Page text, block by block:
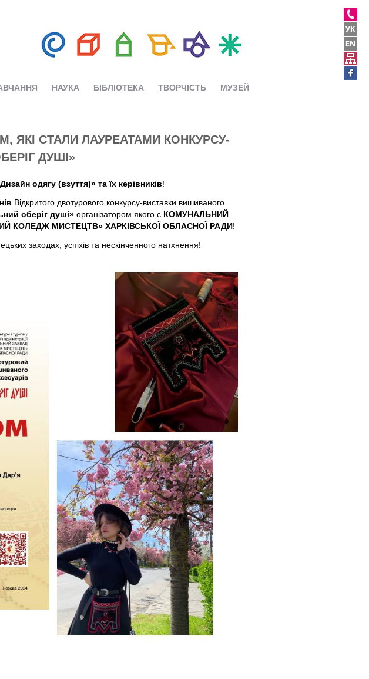
НАУКА БІБЛІОТЕКА ТВОРЧІСТЬ МУЗЕЙ
ЯКІ СТАЛИ ЛАУРЕАТАМИ КОНКУРСУ-
ДУШІ»
одягу (взуття)» та їх керівників!
Відкритого двотурового конкурсу-виставки вишиваного
оберіг душі» організатором якого є КОМУНАЛЬНИЙ
КОЛЕДЖ МИСТЕЦТВ» ХАРКІВСЬКОЇ ОБЛАСНОЇ РАДИ!
заходах, успіхів та нескінченного натхнення!